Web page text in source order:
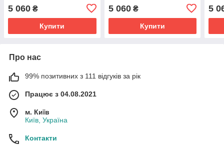
5 060 ₴
Купити
5 060₴
Купити
5
Про нас
99% позитивних з 111 відгуків за рік
Працює з 04.08.2021
м. Київ
Київ, Україна
Контакти